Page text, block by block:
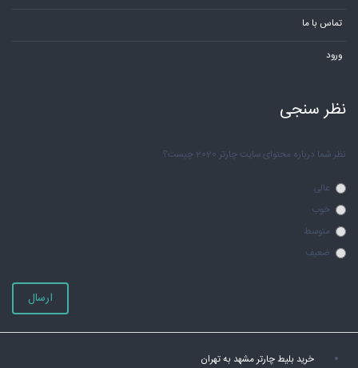
تماس با ما
ورود
نظر سنجی
نظر شما درباره محتوای سایت چارتر 2020 چیست؟
عالی
خوب
متوسط
ضعیف
ارسال
خرید بلیط چارتر مشهد به تهران